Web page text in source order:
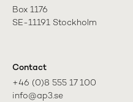
Box 1176
SE-11191 Stockholm
Contact
+46 (0)8 555 17 100
info@ap3.se